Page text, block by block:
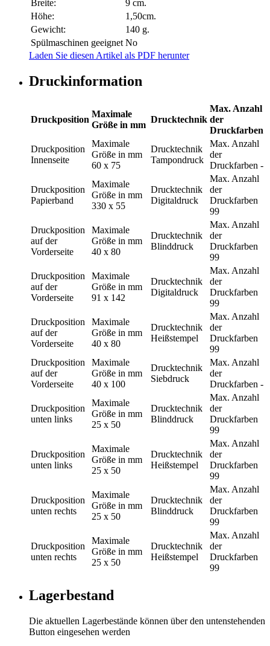
Breite:
9 cm.
Höhe:
1,50cm.
Gewicht:
140 g.
Spülmaschinen geeignet No
Laden Sie diesen Artikel als PDF herunter
Druckinformation
Druckposition
Maximale
Größe in mm
Drucktechnik
Max. Anzahl
der
Druckfarben
Druckposition
Innenseite
Maximale
Größe in mm
60 x 75
Drucktechnik
Tampondruck
Max. Anzahl
der
Druckfarben -
Druckposition
Papierband
Maximale
Größe in mm
330 x 55
Drucktechnik
Digitaldruck
Max. Anzahl
der
Druckfarben
99
Druckposition
auf der
Vorderseite
Maximale
Größe in mm
40 x 80
Drucktechnik
Blinddruck
Max. Anzahl
der
Druckfarben
99
Druckposition
auf der
Vorderseite
Maximale
Größe in mm
91 x 142
Drucktechnik
Digitaldruck
Max. Anzahl
der
Druckfarben
99
Druckposition
auf der
Vorderseite
Maximale
Größe in mm
40 x 80
Drucktechnik
Heißstempel
Max. Anzahl
der
Druckfarben
99
Druckposition
auf der
Vorderseite
Maximale
Größe in mm
40 x 100
Drucktechnik
Siebdruck
Max. Anzahl
der
Druckfarben -
Druckposition
unten links
Maximale
Größe in mm
25 x 50
Drucktechnik
Blinddruck
Max. Anzahl
der
Druckfarben
99
Druckposition
unten links
Maximale
Größe in mm
25 x 50
Drucktechnik
Heißstempel
Max. Anzahl
der
Druckfarben
99
Druckposition
unten rechts
Maximale
Größe in mm
25 x 50
Drucktechnik
Blinddruck
Max. Anzahl
der
Druckfarben
99
Druckposition
unten rechts
Maximale
Größe in mm
25 x 50
Drucktechnik
Heißstempel
Max. Anzahl
der
Druckfarben
99
Lagerbestand
Die aktuellen Lagerbestände können über den untenstehenden
Button eingesehen werden